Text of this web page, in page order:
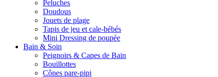
Peluches
Doudous
Jouets de plage
Tapis de jeu et cale-bébés
Mini Dressing de poupée
Bain & Soin
Peignoirs & Capes de Bain
Bouillottes
Cônes pare-pipi